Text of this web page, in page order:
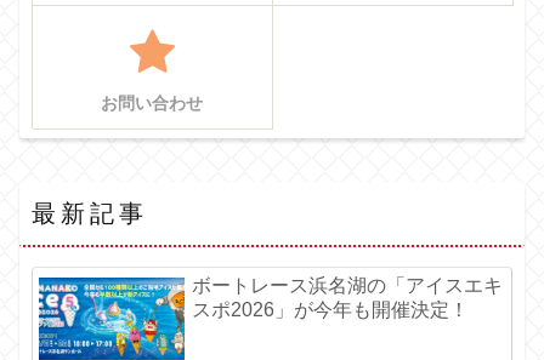
お問い合わせ
最新記事
ボートレース浜名湖の「アイスエキ
スポ2026」が今年も開催決定！